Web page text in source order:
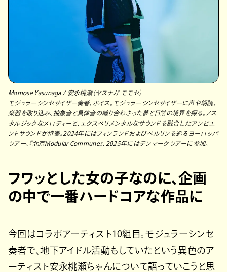
Momose Yasunaga / 安永桃瀬（ヤスナガ モモセ）
モジュラーシンセサイザー奏者、ボイス。モジュラーシンセサイザーに声や朗読、
楽器を取り込み、抽象音と具体音の織り合わさった夢と日常の境界を探る。ノス
タルジックなメロディーと、エクスペリメンタルなサウンドを融合したアンビエ
ントサウンドが特徴。2024年にはフィンランドおよびベルリンを巡るヨーロッパ
ツアー、『北京Modular Commune』、2025年にはデンマークツアーに参加。
フワッとした女の子なのに、企画
の中で一番ハードコアな作品に
今回はコラボアーティスト10組目。モジュラーシンセ
奏者で、地下アイドル活動もしていたという異色のア
ーティスト安永桃瀬ちゃんについて語っていこうと思